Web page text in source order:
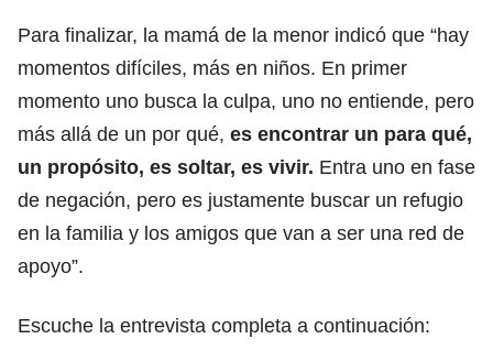
Para finalizar, la mamá de la menor indicó que “hay
momentos difíciles, más en niños. En primer
momento uno busca la culpa, uno no entiende, pero
más allá de un por qué, es encontrar un para qué,
un propósito, es soltar, es vivir. Entra uno en fase
de negación, pero es justamente buscar un refugio
en la familia y los amigos que van a ser una red de
apoyo”.
Escuche la entrevista completa a continuación: